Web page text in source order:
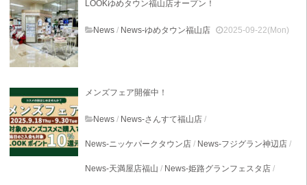
LOOKゆめタウン福山店オープン！
News / News-ゆめタウン福山店 2025-09-22(Mon)
メンズフェア開催中！
News / News-さんすて福山店 /
News-ニッケパークタウン店 / News-フジグラン神辺店 /
News-天満屋店福山 / News-姫路グランフェスタ店 /